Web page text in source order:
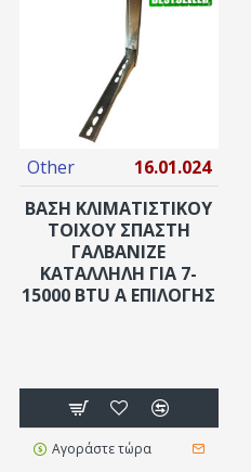
Other
16.01.024
ΒΑΣΗ ΚΛΙΜΑΤΙΣΤΙΚΟΥ
ΤΟΙΧΟΥ ΣΠΑΣΤΗ
ΓΑΛΒΑΝΙΖΕ
ΚΑΤΑΛΛΗΛΗ ΓΙΑ 7-
15000 BTU Α ΕΠΙΛΟΓΉΣ
Αγοράστε τώρα